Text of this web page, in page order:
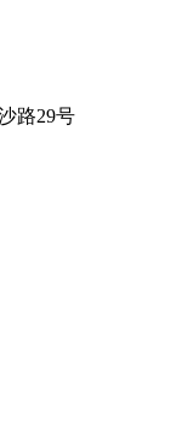
路29号